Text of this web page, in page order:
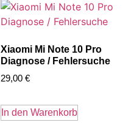
Xiaomi Mi Note 10 Pro
Diagnose / Fehlersuche
29,00 €
In den Warenkorb